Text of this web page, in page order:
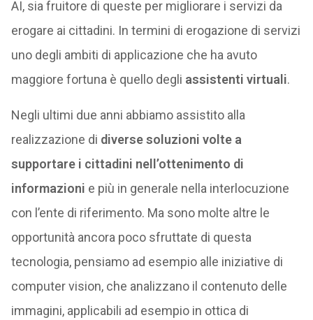
AI, sia fruitore di queste per migliorare i servizi da
erogare ai cittadini. In termini di erogazione di servizi
uno degli ambiti di applicazione che ha avuto
maggiore fortuna è quello degli assistenti virtuali.
Negli ultimi due anni abbiamo assistito alla
realizzazione di diverse soluzioni volte a
supportare i cittadini nell’ottenimento di
informazioni e più in generale nella interlocuzione
con l’ente di riferimento. Ma sono molte altre le
opportunità ancora poco sfruttate di questa
tecnologia, pensiamo ad esempio alle iniziative di
computer vision, che analizzano il contenuto delle
immagini, applicabili ad esempio in ottica di